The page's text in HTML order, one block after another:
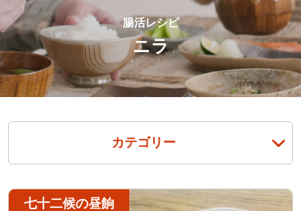
腸活レシピ
ニラ
カテゴリー
七十二候の昼餉